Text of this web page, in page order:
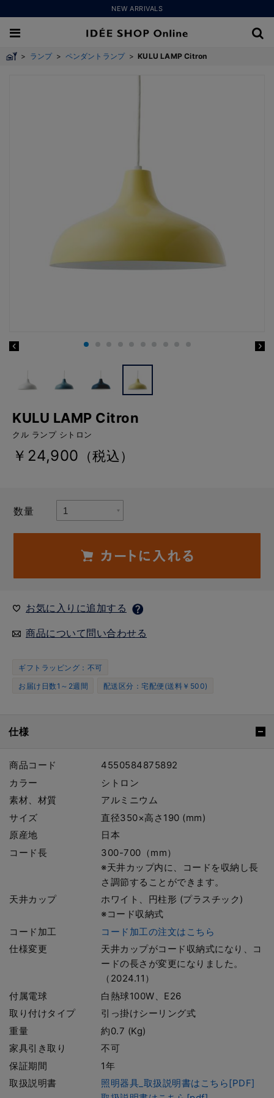
NEW ARRIVALS
> ランプ > ペンダントランプ >KULU LAMP Citron
KULU LAMP Citron
クル ランプ シトロン
￥24,900 （税込）
数量
お気に入りに追加する
商品について問い合わせる
ギフトラッピング：不可
お届け日数1～2週間
配送区分：宅配便(送料￥500)
仕様
商品コード
4550584875892
カラー
シトロン
素材、材質
アルミニウム
サイズ
直径350×高さ190 (mm)
原産地
日本
コード長
300-700（mm）
※天井カップ内に、コードを収納し長
さ調節することができます。
天井カップ
ホワイト、円柱形 (プラスチック)
※コード収納式
コード加工
コード加工の注文はこちら
仕様変更
天井カップがコード収納式になり、コ
ードの長さが変更になりました。
（2024.11）
付属電球
白熱球100W、E26
取り付けタイプ
引っ掛けシーリング式
重量
約0.7 (Kg)
家具引き取り
不可
保証期間
1年
取扱説明書
照明器具_取扱説明書はこちら[PDF]